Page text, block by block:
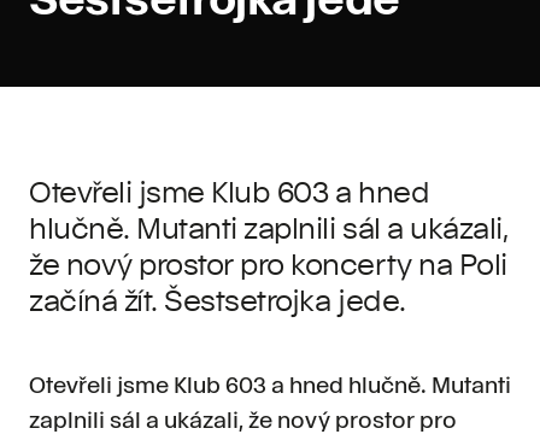
Otevřeli jsme Klub 603 a hned
hlučně. Mutanti zaplnili sál a ukázali,
že nový prostor pro koncerty na Poli
začíná žít. Šestsetrojka jede.
Otevřeli jsme Klub 603 a hned hlučně. Mutanti
zaplnili sál a ukázali, že nový prostor pro